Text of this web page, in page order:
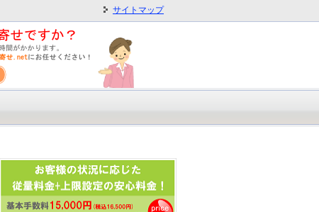
サイトマップ